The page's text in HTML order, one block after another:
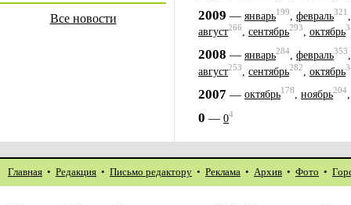
Все новости 2009 — январь199 февраль321
август266, сентябрь293, октябрь
2008 — январь284 февраль353
август253 сентябрь282 октябрь
2007 — октябрь178, ноябрь204
0 — 04
Главная • Редакция • Письмо редактору • Реклама • Архив • Фото •